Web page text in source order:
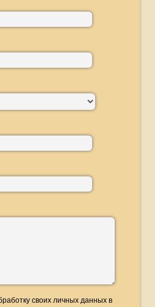
своих личных данных в